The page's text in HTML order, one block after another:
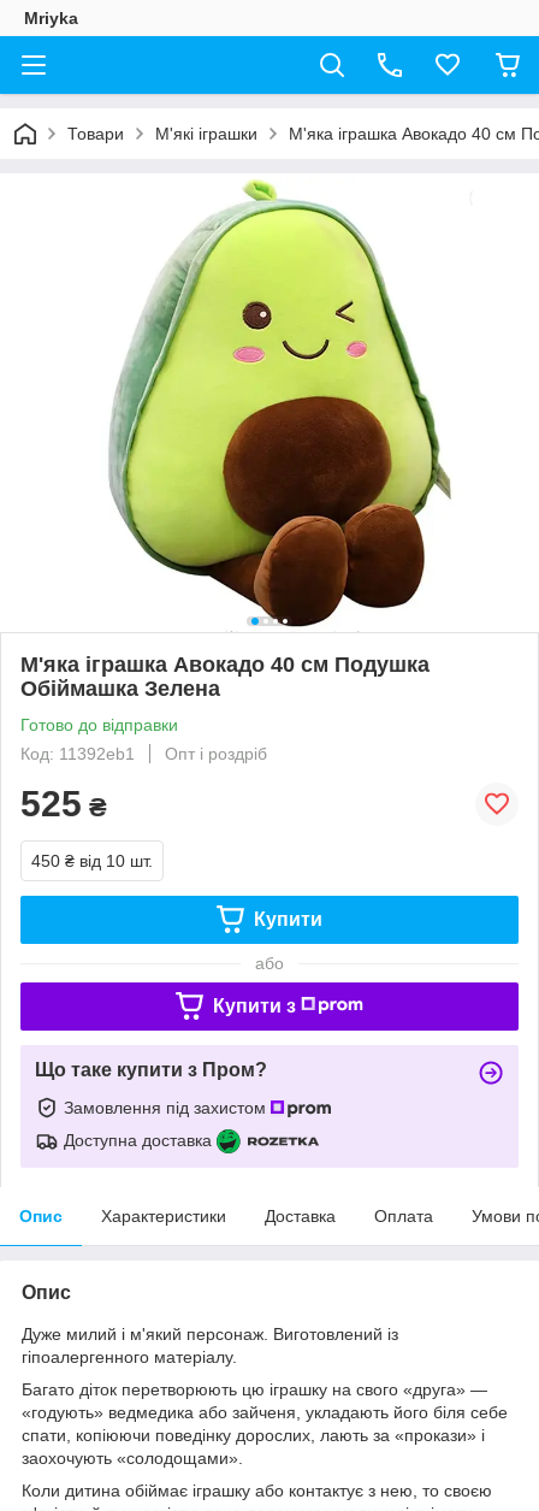
Mriyka
Товари М'які іграшки М'яка іграшка Авокадо 40 см
М'яка іграшка Авокадо 40 см Подушка
Обіймашка Зелена
Готово до відправки
Код: 11392eb1
Опт і роздріб
525 ₴
450 ₴ від 10 шт.
Купити
або
Купити з
Що таке купити з Пром?
Замовлення під захистом
Доступна доставка
Опис Характеристики Доставка Оплата Умови
Опис
Дуже милий і м'який персонаж. Виготовлений із
гіпоалергенного матеріалу.
Багато діток перетворюють цю іграшку на свого «друга» —
«годують» ведмедика або зайченя, укладають його біля себе
спати, копіюючи поведінку дорослих, лають за «прокази» і
заохочують «солодощами».
Коли дитина обіймає іграшку або контактує з нею, то своєю